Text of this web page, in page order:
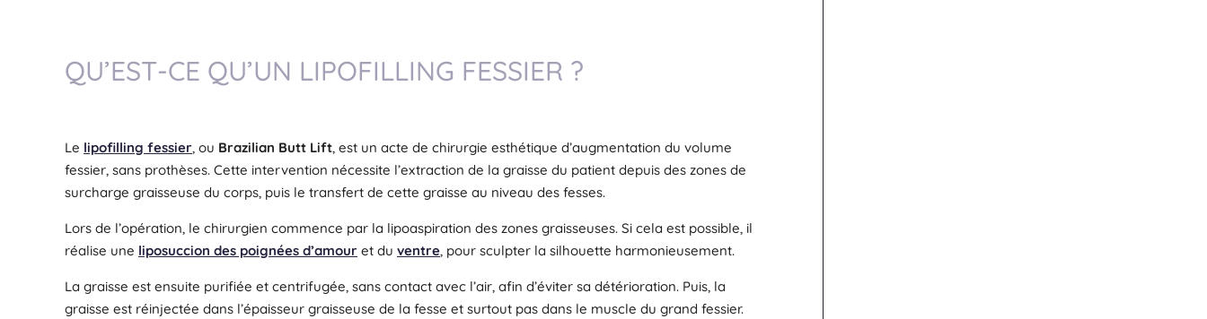
QU’EST-CE QU’UN LIPOFILLING FESSIER ?
Le lipofilling fessier, ou Brazilian Butt Lift, est un acte de chirurgie esthétique d’augmentation du volume
fessier, sans prothèses. Cette intervention nécessite l’extraction de la graisse du patient depuis des zones de
surcharge graisseuse du corps, puis le transfert de cette graisse au niveau des fesses.
Lors de l’opération, le chirurgien commence par la lipoaspiration des zones graisseuses. Si cela est possible, il
réalise une liposuccion des poignées d’amour et du ventre, pour sculpter la silhouette harmonieusement.
La graisse est ensuite purifiée et centrifugée, sans contact avec l’air, afin d’éviter sa détérioration. Puis, la
graisse est réinjectée dans l’épaisseur graisseuse de la fesse et surtout pas dans le muscle du grand fessier.